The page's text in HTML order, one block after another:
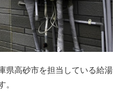
県高砂市を担当している給湯
。